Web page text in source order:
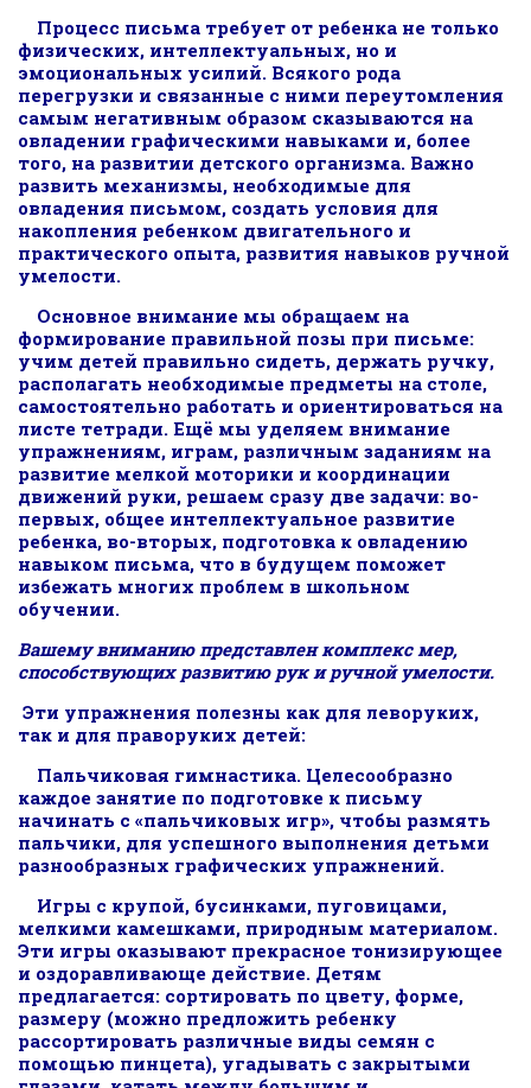
Процесс письма требует от ребенка не только
физических, интеллектуальных, но и
эмоциональных усилий. Всякого рода
перегрузки и связанные с ними переутомления
самым негативным образом сказываются на
овладении графическими навыками и, более
того, на развитии детского организма. Важно
развить механизмы, необходимые для
овладения письмом, создать условия для
накопления ребенком двигательного и
практического опыта, развития навыков ручной
умелости.
Основное внимание мы обращаем на
формирование правильной позы при письме:
учим детей правильно сидеть, держать ручку,
располагать необходимые предметы на столе,
самостоятельно работать и ориентироваться на
листе тетради. Ещё мы уделяем внимание
упражнениям, играм, различным заданиям на
развитие мелкой моторики и координации
движений руки, решаем сразу две задачи: во-
первых, общее интеллектуальное развитие
ребенка, во-вторых, подготовка к овладению
навыком письма, что в будущем поможет
избежать многих проблем в школьном
обучении.
Вашему вниманию представлен комплекс мер,
способствующих развитию рук и ручной умелости.
Эти упражнения полезны как для леворуких,
так и для праворуких детей:
Пальчиковая гимнастика. Целесообразно
каждое занятие по подготовке к письму
начинать с «пальчиковых игр», чтобы размять
пальчики, для успешного выполнения детьми
разнообразных графических упражнений.
Игры с крупой, бусинками, пуговицами,
мелкими камешками, природным материалом.
Эти игры оказывают прекрасное тонизирующее
и оздоравливающе действие. Детям
предлагается: сортировать по цвету, форме,
размеру (можно предложить ребенку
рассортировать различные виды семян с
помощью пинцета), угадывать с закрытыми